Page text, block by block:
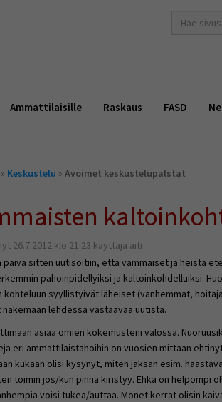
Ammattilaisille Raskaus FASD
» Keskustelu » Avoimet keskustelupalstat
26.7.2012 klo 21:23 käyttäjä äiti
päivä sitten uutisoitiin, että vammaiset ja heistä
pahoinpidellyiksi ja kaltoinkohdelluiksi.
kohteluun syyllistyivät läheiset (vanhemmat,
lehdessä vastaavaa uutista.
asiaa omien kokemusteni valossa.
eri ammattilaistahoihin on vuosien mittaan
kukaan olisi kysynyt, miten jaksan esim.
toimin jos/kun pinna kiristyy. Ehkä on helpompi
voisi tukea/auttaa. Monet kerrat olisin